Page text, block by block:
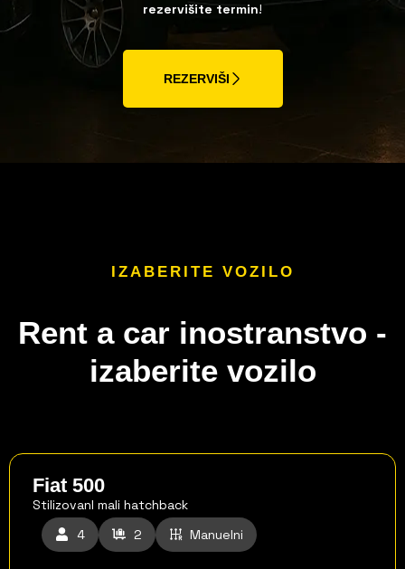
rezervišite termin!
REZERVIŠI
IZABERITE VOZILO
Rent a car inostranstvo -
izaberite vozilo
Fiat 500
StilizovanI mali hatchback
4
2 Manuelni